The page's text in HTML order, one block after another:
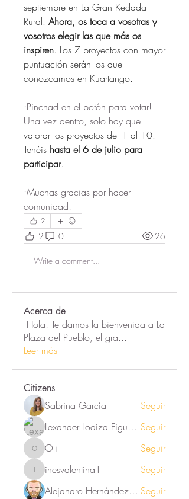
septiembre en La Gran Kedada
Rural. Ahora, os toca a vosotras y
vosotros elegir las que más os
inspiren. Los 7 proyectos con mayor
puntuación serán los que
conozcamos en Kuartango.
¡Pinchad en el botón para votar!
valorar los proyectos del 1 al 10.
Tenéis hasta el 6 de julio para
participar.
¡Muchas gracias por hacer
comunidad!
2
2 0 26
Write a comment...
Acerca de
¡Hola! Te damos la bienvenida a La
Plaza del Pueblo, el gra...
Leer más
Citizens
Sabrina García
Seguir
Lexander Loaiza Figueroa Seguir
Oli Oli Seguir
inesvalentina1
inesvalentina1
Seguir
Alejandro Hernández Renner Seguir